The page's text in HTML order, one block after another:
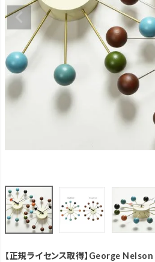
【正規ライセンス取得】George Nelson